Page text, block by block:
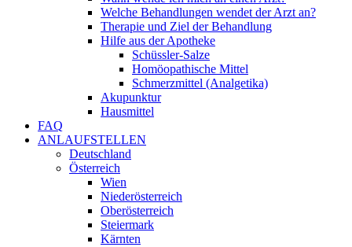
Welche Behandlungen wendet der Arzt an?
Therapie und Ziel der Behandlung
Hilfe aus der Apotheke
Schüssler-Salze
Homöopathische Mittel
Schmerzmittel (Analgetika)
Akupunktur
Hausmittel
FAQ
ANLAUFSTELLEN
Deutschland
Österreich
Wien
Niederösterreich
Oberösterreich
Steiermark
Kärnten